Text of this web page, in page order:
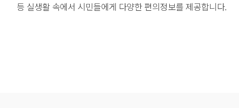
등 실생활 속에서 시민들에게 다양한 편의정보를 제공합니다.